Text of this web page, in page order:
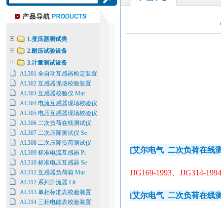
1.变压器测试类
2.耐压试验设备
3.计量测试设备
AL301 全自动互感器检定装置
AL302 互感器现场校验装置
AL303 互感器校验仪 Mut
AL304 电流互感器现场校验仪
AL305 电压互感器现场校验仪
AL306 二次负荷在线测试仪
AL307 二次压降测试仪 Se
AL308 二次压降负荷测试仪
AL309 标准电流互感器 Pr
AL310 标准电压互感器 Se
AL311 互感器负荷箱 Mut
AL312 系列升流器 Lit
AL313 单相标准表校验装置
AL314 三相电能表校验装置
[艾尔电气二次负荷在线
JJG169-1993、 JJG314-1994
[艾尔电气二次负荷在线